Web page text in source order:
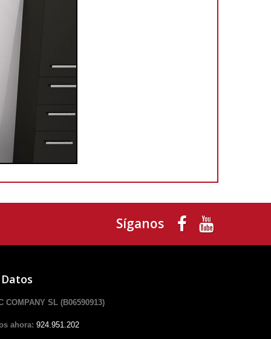
Síganos
COMPANY SL (B06590913)
ahora: 924.951.202